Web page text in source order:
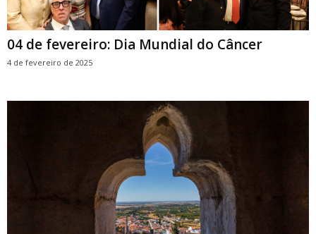
04 de fevereiro: Dia Mundial do Câncer
4 de fevereiro de 2025